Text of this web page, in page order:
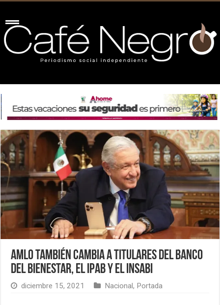
AMLO también cambia a titulares del Banco
del Bienestar, el IPAB y el Insabi
diciembre 15, 2021 Nacional, Portada